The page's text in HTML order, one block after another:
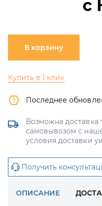
с
В корзину
Купить в 1 клик
Последнее
Возможна
самовывозом с
условия доставки
Получить
ОПИСАНИЕ